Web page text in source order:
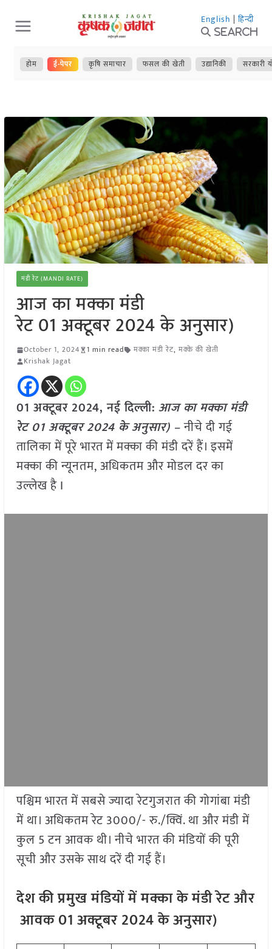
Skip
to
content
English | हिन्दी
Search
होम ई-पेपर कृषि समाचार फसल की खेती उद्यानिकी सरकारी
मंडी रेट (MANDI RATE)
आज का मक्का मंडी
रेट 01 अक्टूबर 2024 के अनुसार)
October 1, 2024 1 min read मक्का मंडी रेट, मक्के की खेती
Krishak Jagat
01 अक्टूबर 2024, नई दिल्ली: आज का मक्का मंडी
रेट 01 अक्टूबर 2024 के अनुसार) –नीचे दी गई
तालिका में पूरे भारत में मक्का की मंडी दरें हैं। इसमें
मक्का की न्यूनतम, अधिकतम और मोडल दर का
उल्लेख है I
पश्चिम भारत में सबसे ज्यादा रेटगुजरात की गोगांबा मंडी
में था। अधिकतम रेट 3000/- रु./क्विं. था और मंडी में
कुल 5 टन आवक थी। नीचे भारत की मंडियों की पूरी
सूची और उसके साथ दरें दी गई हैं।
देशकीप्रमुखमंडियोंमेंमक्काकेमंडीरेटऔर
आवक01 अक्टूबर2024केअनुसार)